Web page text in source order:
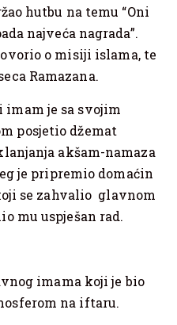
hutbu na temu “Oni
najveća nagrada”.
o misiji islama, te
Ramazana.
imam je sa svojim
posjetio džemat
akšam-namaza
je pripremio domaćin
se zahvalio glavnom
mu uspješan rad.
imama koji je bio
na iftaru.